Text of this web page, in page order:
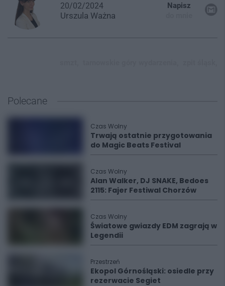
20/02/2024
Urszula Ważna
Napisz
Polecane
Czas Wolny
Trwają ostatnie przygotowania
do Magic Beats Festival
Czas Wolny
Alan Walker, DJ SNAKE, Bedoes
2115: Fajer Festiwal Chorzów
Czas Wolny
Światowe gwiazdy EDM zagrają w
Legendii
Przestrzeń
Ekopol Górnośląski: osiedle przy
rezerwacie Segiet